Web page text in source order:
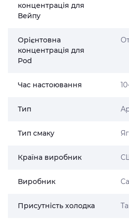
концентрація для
Вейпу
Орієнтовна
концентрація для
Pod
Час настоювання
Тип
Тип смаку
Країна виробник
Виробник
Присутність холодка